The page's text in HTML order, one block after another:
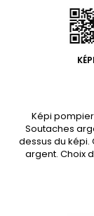
Képi
Soutaches
dessus du
argent. Choix